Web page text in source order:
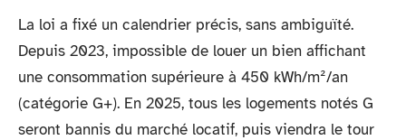
La loi a fixé un calendrier précis, sans ambiguïté.
Depuis 2023, impossible de louer un bien affichant
une consommation supérieure à 450 kWh/m²/an
(catégorie G+). En 2025, tous les logements notés G
seront bannis du marché locatif, puis viendra le tour